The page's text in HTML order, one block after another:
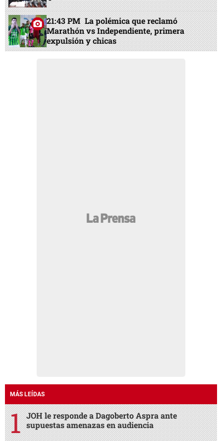
21:43 PM La polémica que reclamó
Marathón vs Independiente, primera
expulsión y chicas
MÁS LEÍDAS
JOH le responde a Dagoberto Aspra ante
supuestas amenazas en audiencia